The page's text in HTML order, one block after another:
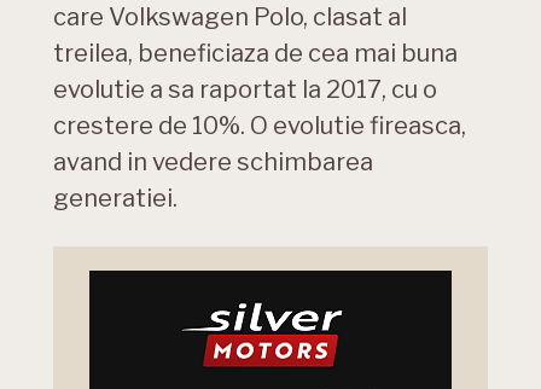
care Volkswagen Polo, clasat al
treilea, beneficiaza de cea mai buna
evolutie a sa raportat la 2017, cu o
crestere de 10%. O evolutie fireasca,
avand in vedere schimbarea
generatiei.